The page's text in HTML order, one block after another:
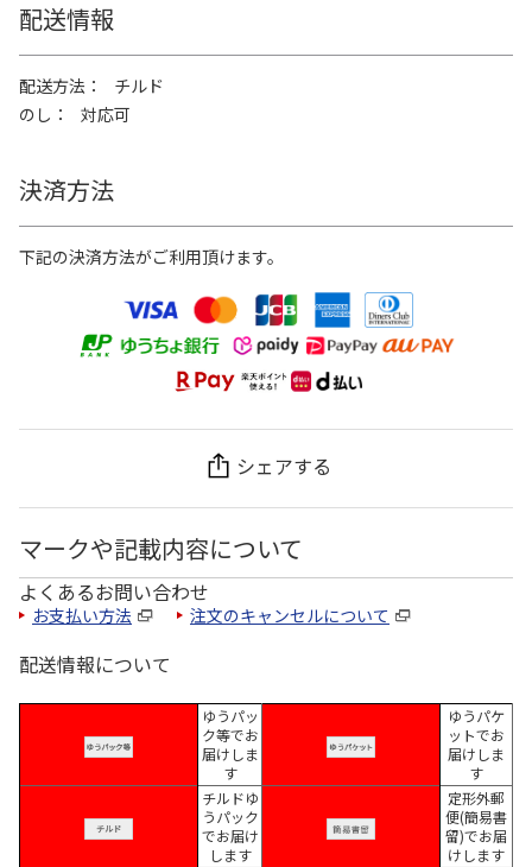
配送情報
配送方法
チルド
のし
対応可
決済方法
下記の決済方法がご利用頂けます。
シェアする
マークや記載内容について
よくあるお問い合わせ
お支払い方法 注文のキャンセルについて
配送情報について
ゆうパッ
ク等でお
届けしま
す
ゆうパケ
ットでお
届けしま
す
チルドゆ
うパック
でお届け
します
定形外郵
便(簡易書
留)でお届
けします